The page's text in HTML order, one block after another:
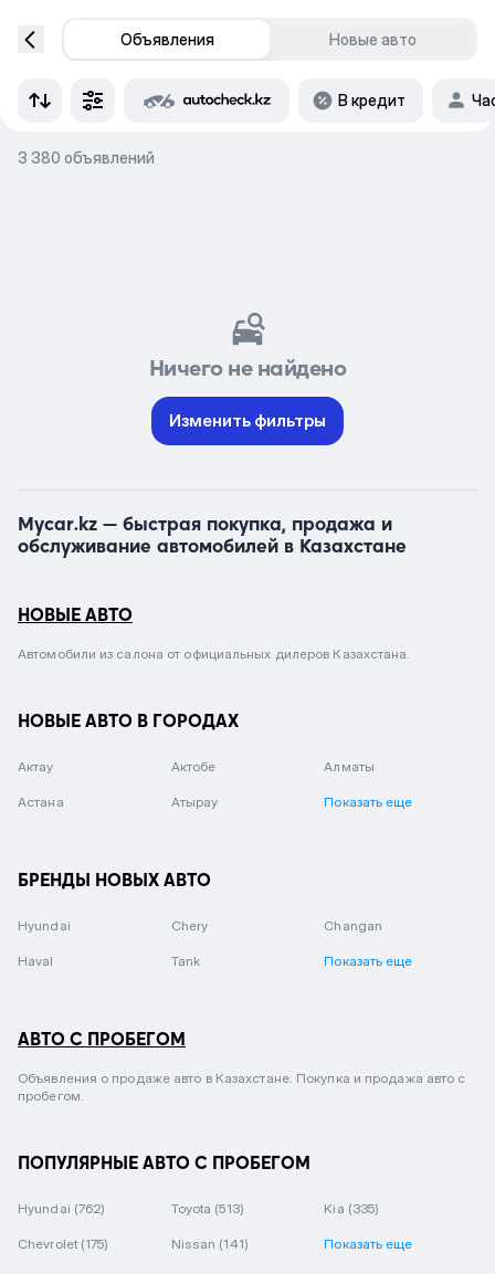
Объявления Новые авто
В кредит
3 380 объявлений
Ничего не найдено
Изменить фильтры
Mycar.kz — быстрая покупка, продажа и
обслуживание автомобилей в Казахстане
НОВЫЕ АВТО
Автомобили из салона от официальных дилеров Казахстана.
НОВЫЕ АВТО В ГОРОДАХ
Актау Актобе Алматы
Астана Атырау Показать еще
БРЕНДЫ НОВЫХ АВТО
Hyundai Chery Changan
Haval Tank Показать еще
АВТО С ПРОБЕГОМ
Объявления о продаже авто в Казахстане. Покупка и продажа авто с
пробегом.
ПОПУЛЯРНЫЕ АВТО С ПРОБЕГОМ
Hyundai (762) Toyota (513) Kia (335)
Chevrolet (175) Nissan (141) Показать еще